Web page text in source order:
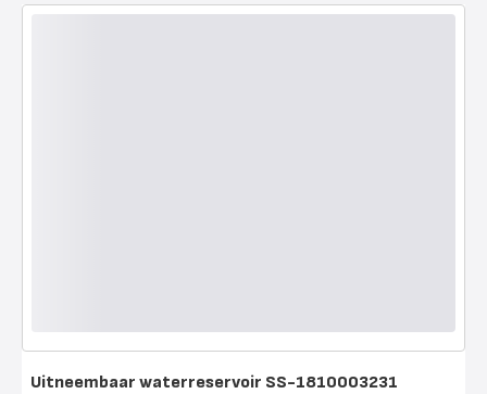
Uitneembaar waterreservoir SS-1810003231